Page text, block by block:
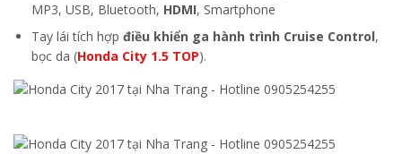
MP3, USB, Bluetooth, HDMI, Smartphone
Tay lái tích hợp điều khiển ga hành trình Cruise Control,
bọc da (Honda City 1.5 TOP).